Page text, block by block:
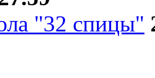
"32 спицы"